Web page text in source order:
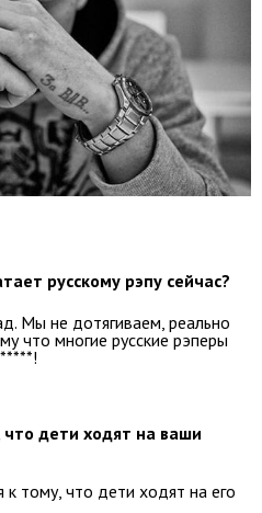
русскому рэпу сейчас?
Мы не дотягиваем, реально
что многие русские рэперы
дети ходят на ваши
тому, что дети ходят на его